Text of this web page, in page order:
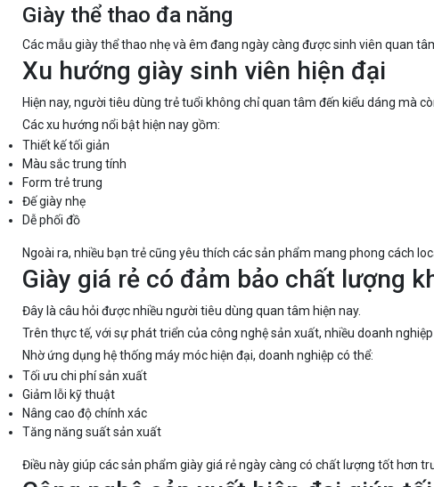
Giày thể thao đa năng
Các mẫu giày thể thao nhẹ và êm đang ngày càng được sinh viên quan
Xu hướng giày sinh viên hiện đại
Hiện nay, người tiêu dùng trẻ tuổi không chỉ quan tâm đến kiểu dáng mà
Các xu hướng nổi bật hiện nay gồm:
Thiết kế tối giản
Màu sắc trung tính
Form trẻ trung
Đế giày nhẹ
Dễ phối đồ
Ngoài ra, nhiều bạn trẻ cũng yêu thích các sản phẩm mang phong cách
Giày giá rẻ có đảm bảo chất lượng
Đây là câu hỏi được nhiều người tiêu dùng quan tâm hiện nay.
Trên thực tế, với sự phát triển của công nghệ sản xuất, nhiều doanh
Nhờ ứng dụng hệ thống máy móc hiện đại, doanh nghiệp có thể:
Tối ưu chi phí sản xuất
Giảm lỗi kỹ thuật
Nâng cao độ chính xác
Tăng năng suất sản xuất
Điều này giúp các sản phẩm giày giá rẻ ngày càng có chất lượng tốt hơn